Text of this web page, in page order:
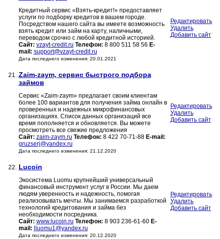
Кредитный сервис «Взять-кредит!» предоставляет
услуги по подборку кредитов в вашем городе.
Посредством нашего сайта вы имеете возможность
взять кредит или займ на карту, наличными,
переводом срочно с любой кредитной историей.
Сайт: vzayt-credit.ru Телефон: 8 800 511 58 56 E-
mail: support@vzayt-credit.ru
Дата последнего изменения: 20.01.2021
Редактировать
Удалить
Добавить сайт
21. Zaim-zaym, сервис быстрого подбора
займов
Сервис «Zaim-zaym» предлагает своим клиентам
более 100 вариантов для получения займа онлайн в
проверенных и надежных микрофинансовых
организациях. Список данных организаций все
время пополняется и обновляется. Вы можете
просмотреть все свежие предложения
Сайт: zaim-zaym.ru Телефон: 8 422 70-71-88 E-mail:
gruzserj@yandex.ru
Дата последнего изменения: 21.12.2020
Редактировать
Удалить
Добавить сайт
22. Lucoin
Экосистема Luomu крупнейший универсальный
финансовый инструмент услуг в России. Мы даем
людям уверенность и надежность, помогая
реализовывать мечты. Мы занимаемся разработкой
технологий кредитования и займа без
необходимости посредника.
Сайт: www.lucoin.ru Телефон: 8 903 236-61-60 E-
mail:
lluomu1@yandex.ru
Дата последнего изменения: 20.12.2020
Редактировать
Удалить
Добавить сайт